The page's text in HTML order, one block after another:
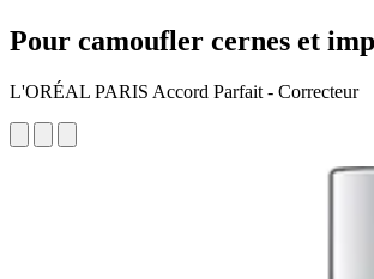
Pour camoufler cernes et
L'ORÉAL PARIS Accord Parfait - Correcteur